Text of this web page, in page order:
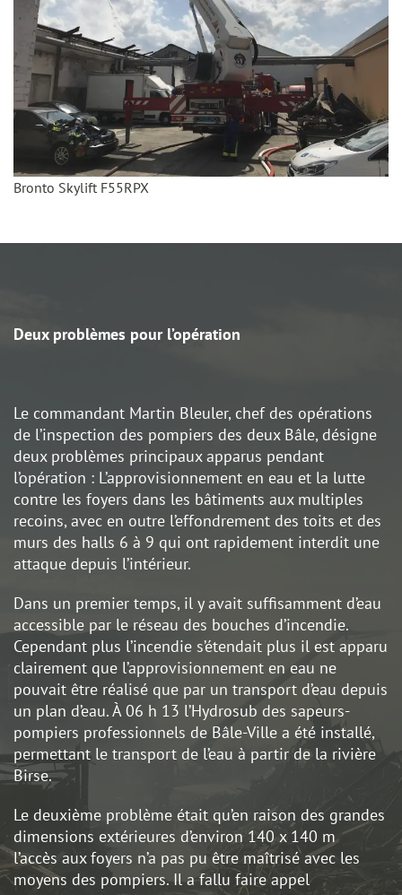
Bronto Skylift F55RPX
Deux problèmes pour l’opération
Le commandant Martin Bleuler, chef des opérations
de l’inspection des pompiers des deux Bâle, désigne
deux problèmes principaux apparus pendant
l’opération : L’approvisionnement en eau et la lutte
contre les foyers dans les bâtiments aux multiples
recoins, avec en outre l’effondrement des toits et des
murs des halls 6 à 9 qui ont rapidement interdit une
attaque depuis l’intérieur.
Dans un premier temps, il y avait suffisamment d’eau
accessible par le réseau des bouches d’incendie.
Cependant plus l’incendie s’étendait plus il est apparu
clairement que l’approvisionnement en eau ne
pouvait être réalisé que par un transport d’eau depuis
un plan d’eau. À 06 h 13 l’Hydrosub des sapeurs-
pompiers professionnels de Bâle-Ville a été installé,
permettant le transport de l’eau à partir de la rivière
Birse.
Le deuxième problème était qu’en raison des grandes
dimensions extérieures d’environ 140 x 140 m
l’accès aux foyers n’a pas pu être maîtrisé avec les
moyens des pompiers. Il a fallu faire appel